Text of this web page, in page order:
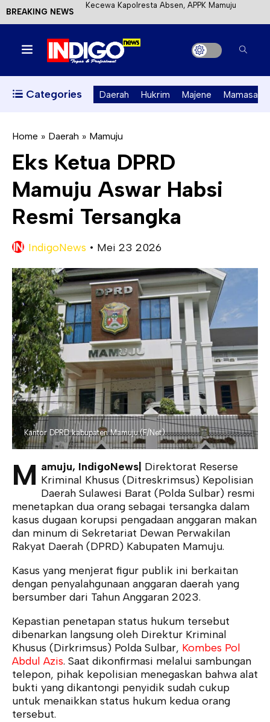
BREAKING NEWS
Etik Wisata di Pantai Lawere Desa Lotang Salo
Satu DPO Pengeroyokan SPBU Tapalang
Ditangkap, Satu Lagi Kabur ke Kalimantan
Perizinan Air Tanah melalui Aplikasi SAPO
Kecewa Kapolresta Absen, APPK Mamuju
Soroti Kejanggalan Kasus Tambang Emas Ilegal
Categories Daerah Hukrim Majene Mamasa
Home » Daerah » Mamuju
Eks Ketua DPRD
Mamuju Aswar Habsi
Resmi Tersangka
IndigoNews • Mei 23 2026
Kantor DPRD kabupaten Mamuju.(F/Net)
M amuju, IndigoNews| Direktorat Reserse
Kriminal Khusus (Ditreskrimsus) Kepolisian
Daerah Sulawesi Barat (Polda Sulbar) resmi
menetapkan dua orang sebagai tersangka dalam
kasus dugaan korupsi pengadaan anggaran makan
dan minum di Sekretariat Dewan Perwakilan
Rakyat Daerah (DPRD) Kabupaten Mamuju.
Kasus yang menjerat figur publik ini berkaitan
dengan penyalahgunaan anggaran daerah yang
bersumber dari Tahun Anggaran 2023.
Kepastian penetapan status hukum tersebut
dibenarkan langsung oleh Direktur Kriminal
Khusus (Dirkrimsus) Polda Sulbar, Kombes Pol
Abdul Azis. Saat dikonfirmasi melalui sambungan
telepon, pihak kepolisian menegaskan bahwa alat
bukti yang dikantongi penyidik sudah cukup
untuk menaikkan status hukum kedua orang
tersebut.